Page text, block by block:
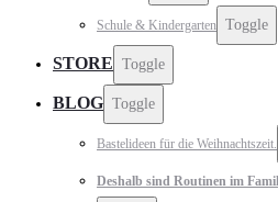
Schule & Kindergarten Toggle
STORE Toggle
BLOG Toggle
Bastelideen für die Weihnachtszeit.
Deshalb sind Routinen im